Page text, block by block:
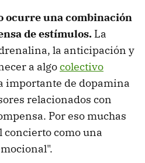
ocurre una combinación
de estímulos. La
la anticipación y
a algocolectivo
importante de dopamina
relacionados con
Por eso muchas
como una